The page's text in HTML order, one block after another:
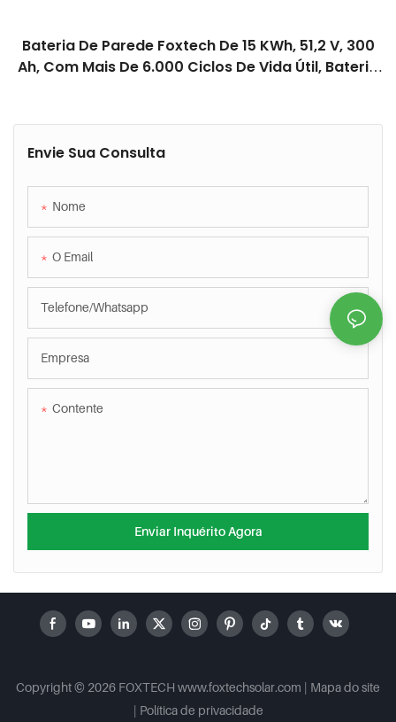
Envie Sua Consulta
Nome
O Email
Telefone/whatsapp
Empresa
Contente
Enviar Inquérito Agora
Bateria De Parede Foxtech De 15 KWh, 51,2 V, 300
Ah, Com Mais De 6.000 Ciclos De Vida Útil, Bateria
Copyright © 2026 FOXTECH www.foxtechsolar.com | Mapa do site
| Políticade privacidade